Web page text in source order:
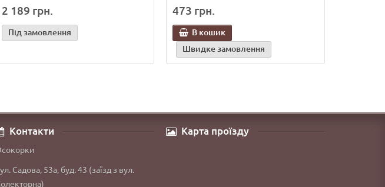
2 189 грн.
Під замовлення
473 грн.
В кошик
Швидке замовлення
Контакти
Садова, 53а, буд. 43 (заїзд з вул.
Карта проїзду